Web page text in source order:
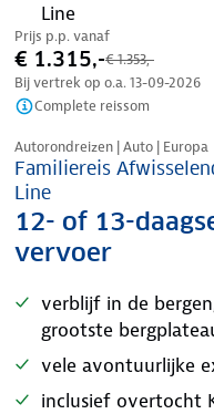
Line
Prijs p.p. vanaf
€ 1.315,-€ 1.353,-
Bij vertrek op o.a. 13-09-2026
Complete reissom
Nazomer korting
Autorondreizen | Auto | Europa
Familiereis
Line
12- of 13-
vervoer
verblijf in de
grootste
vele avontuurlijke
inclusief overtocht